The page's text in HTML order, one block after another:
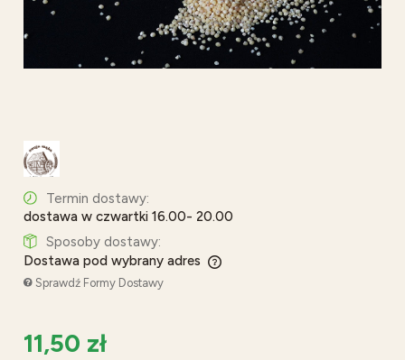
Termin dostawy:
dostawa w czwartki 16.00- 20.00
Sposoby dostawy:
Dostawa pod wybrany adres
Cena nie zawiera ewentualnych kosztów płatności
Sprawdź Formy Dostawy
11,50 zł